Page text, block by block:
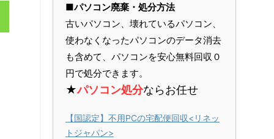
■パソコン廃棄・処分方法
古いパソコン、壊れているパソコン、
使わなくなったパソコンのデータ消去
も含めて、パソコンを安心無料回収０
円で処分できます。
★パソコン処分ならお任せ
【国認定】不用PCの宅配便回収<リネッ
トジャパン>